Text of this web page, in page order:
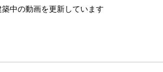
中の動画を更新しています